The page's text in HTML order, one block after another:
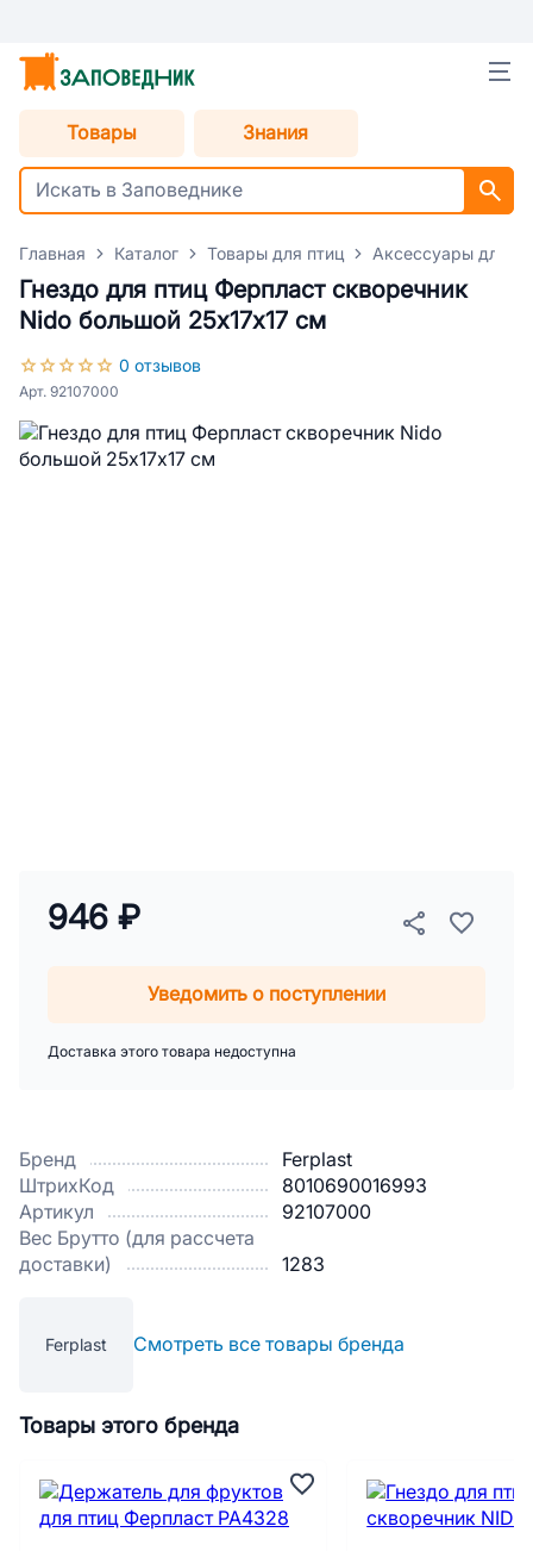
Товары Знания
Главная Каталог Товары для птиц Аксессуары для
Гнездо для птиц Ферпласт скворечник
Nido большой 25х17х17 см
0 отзывов
Арт. 92107000
Бренд
Ferplast
ШтрихКод
8010690016993
Артикул
92107000
Вес Брутто (для рассчета
доставки)
1283
Ferplast Смотреть все товары бренда
946 ₽
Уведомить о поступлении
Доставка этого товара недоступна
Товары этого бренда